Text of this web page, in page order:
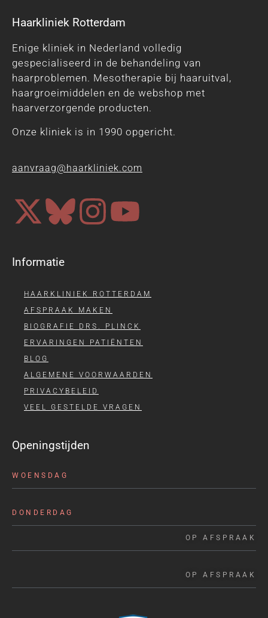
Haarkliniek Rotterdam
Enige kliniek in Nederland volledig
gespecialiseerd in de behandeling van
haarproblemen. Mesotherapie bij haaruitval,
haargroeimiddelen en de webshop met
haarverzorgende producten.
Onze kliniek is in 1990 opgericht.
aanvraag@haarkliniek.com
Informatie
HAARKLINIEK ROTTERDAM
AFSPRAAK MAKEN
BIOGRAFIE DRS. PLINCK
ERVARINGEN PATIËNTEN
BLOG
ALGEMENE VOORWAARDEN
PRIVACYBELEID
VEEL GESTELDE VRAGEN
Openingstijden
WOENSDAG
DONDERDAG
OP AFSPRAAK
OP AFSPRAAK